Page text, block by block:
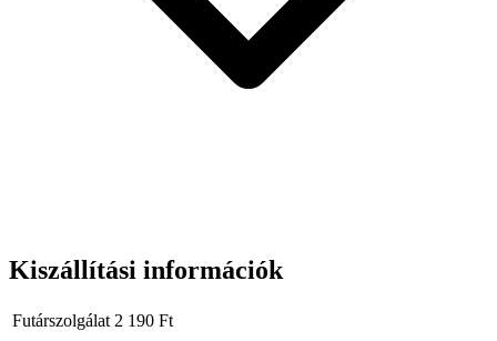
Kiszállítási információk
Futárszolgálat 2 190 Ft